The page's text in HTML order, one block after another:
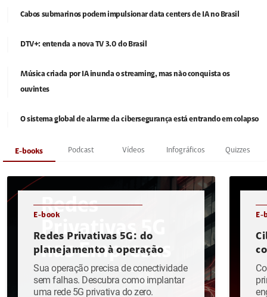
Cabos submarinos podem impulsionar data centers de IA no Brasil
DTV+: entenda a nova TV 3.0 do Brasil
Música criada por IA inunda o streaming, mas não conquista os
ouvintes
O sistema global de alarme da cibersegurança está entrando em colapso
E-books Podcast Vídeos Infográficos Quizzes
E-book
Redes Privativas 5G: do
planejamento à operação
Sua operação precisa de conectividade
sem falhas. Descubra como implantar
uma rede 5G privativa do zero.
E-